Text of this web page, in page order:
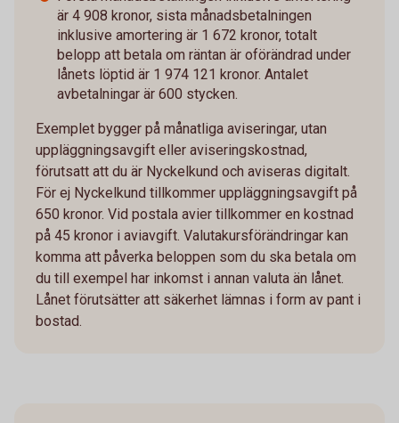
är 4 908 kronor, sista månadsbetalningen
inklusive amortering är 1 672 kronor, totalt
belopp att betala om räntan är oförändrad under
lånets löptid är 1 974 121 kronor. Antalet
avbetalningar är 600 stycken.
Exemplet bygger på månatliga aviseringar, utan
uppläggningsavgift eller aviseringskostnad,
förutsatt att du är Nyckelkund och aviseras digitalt.
För ej Nyckelkund tillkommer uppläggningsavgift på
650 kronor. Vid postala avier tillkommer en kostnad
på 45 kronor i aviavgift. Valutakursförändringar kan
komma att påverka beloppen som du ska betala om
du till exempel har inkomst i annan valuta än lånet.
Lånet förutsätter att säkerhet lämnas i form av pant i
bostad.